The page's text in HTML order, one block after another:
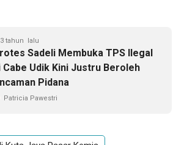
3 tahun lalu
Sadeli Membuka TPS Ilegal
Cabe Udik Kini Justru Beroleh
Pidana
Patricia Pawestri